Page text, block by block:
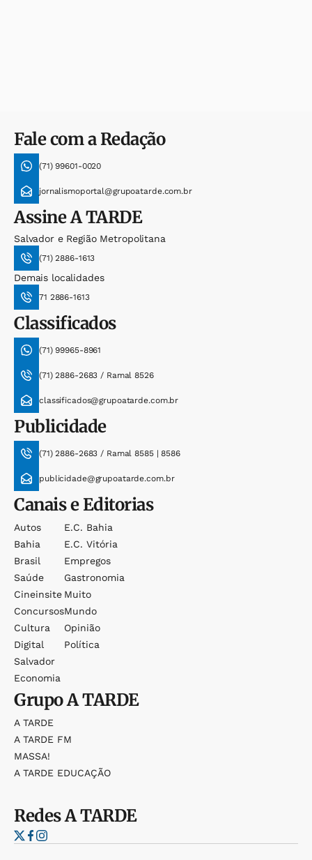
Fale com a Redação
(71) 99601-0020
jornalismoportal@grupoatarde.com.br
AssineA TARDE
Salvador e Região Metropolitana
(71) 2886-1613
Demais localidades
71 2886-1613
Classificados
(71) 99965-8961
(71) 2886-2683 / Ramal 8526
classificados@grupoatarde.com.br
Publicidade
(71) 2886-2683 / Ramal 8585 | 8586
publicidade@grupoatarde.com.br
Canais e Editorias
Autos
Bahia
Brasil
Saúde
Cineinsite
Concursos
Cultura
Digital
Salvador
Economia
E.c. Bahia
E.c. Vitória
Empregos
Gastronomia
Muito
Mundo
Opinião
Política
GrupoA TARDE
A TARDE
A TARDE FM
MASSA!
A TARDE EDUCAÇÃO
RedesA TARDE